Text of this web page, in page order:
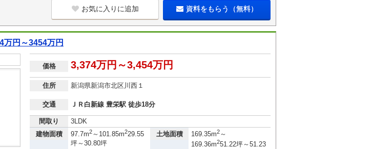
お気に入りに追加 資料をもらう（無料）
万円～3454万円
価格 3,374万円～3,454万円
住所 新潟県新潟市北区川西１
交通 ＪＲ白新線 豊栄駅 徒歩18分
間取り
3LDK
建物面積
97.7m2～101.85m229.55
坪～30.80坪
土地面積 169.35m2～
169.36m251.22坪～51.23